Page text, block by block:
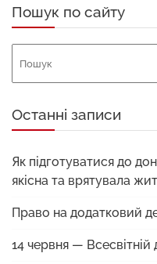
Пошук по сайту
Останні записи
Як підготуватися до
якісна та врятувала
Право на додатковий
14 червня — Всесвітній